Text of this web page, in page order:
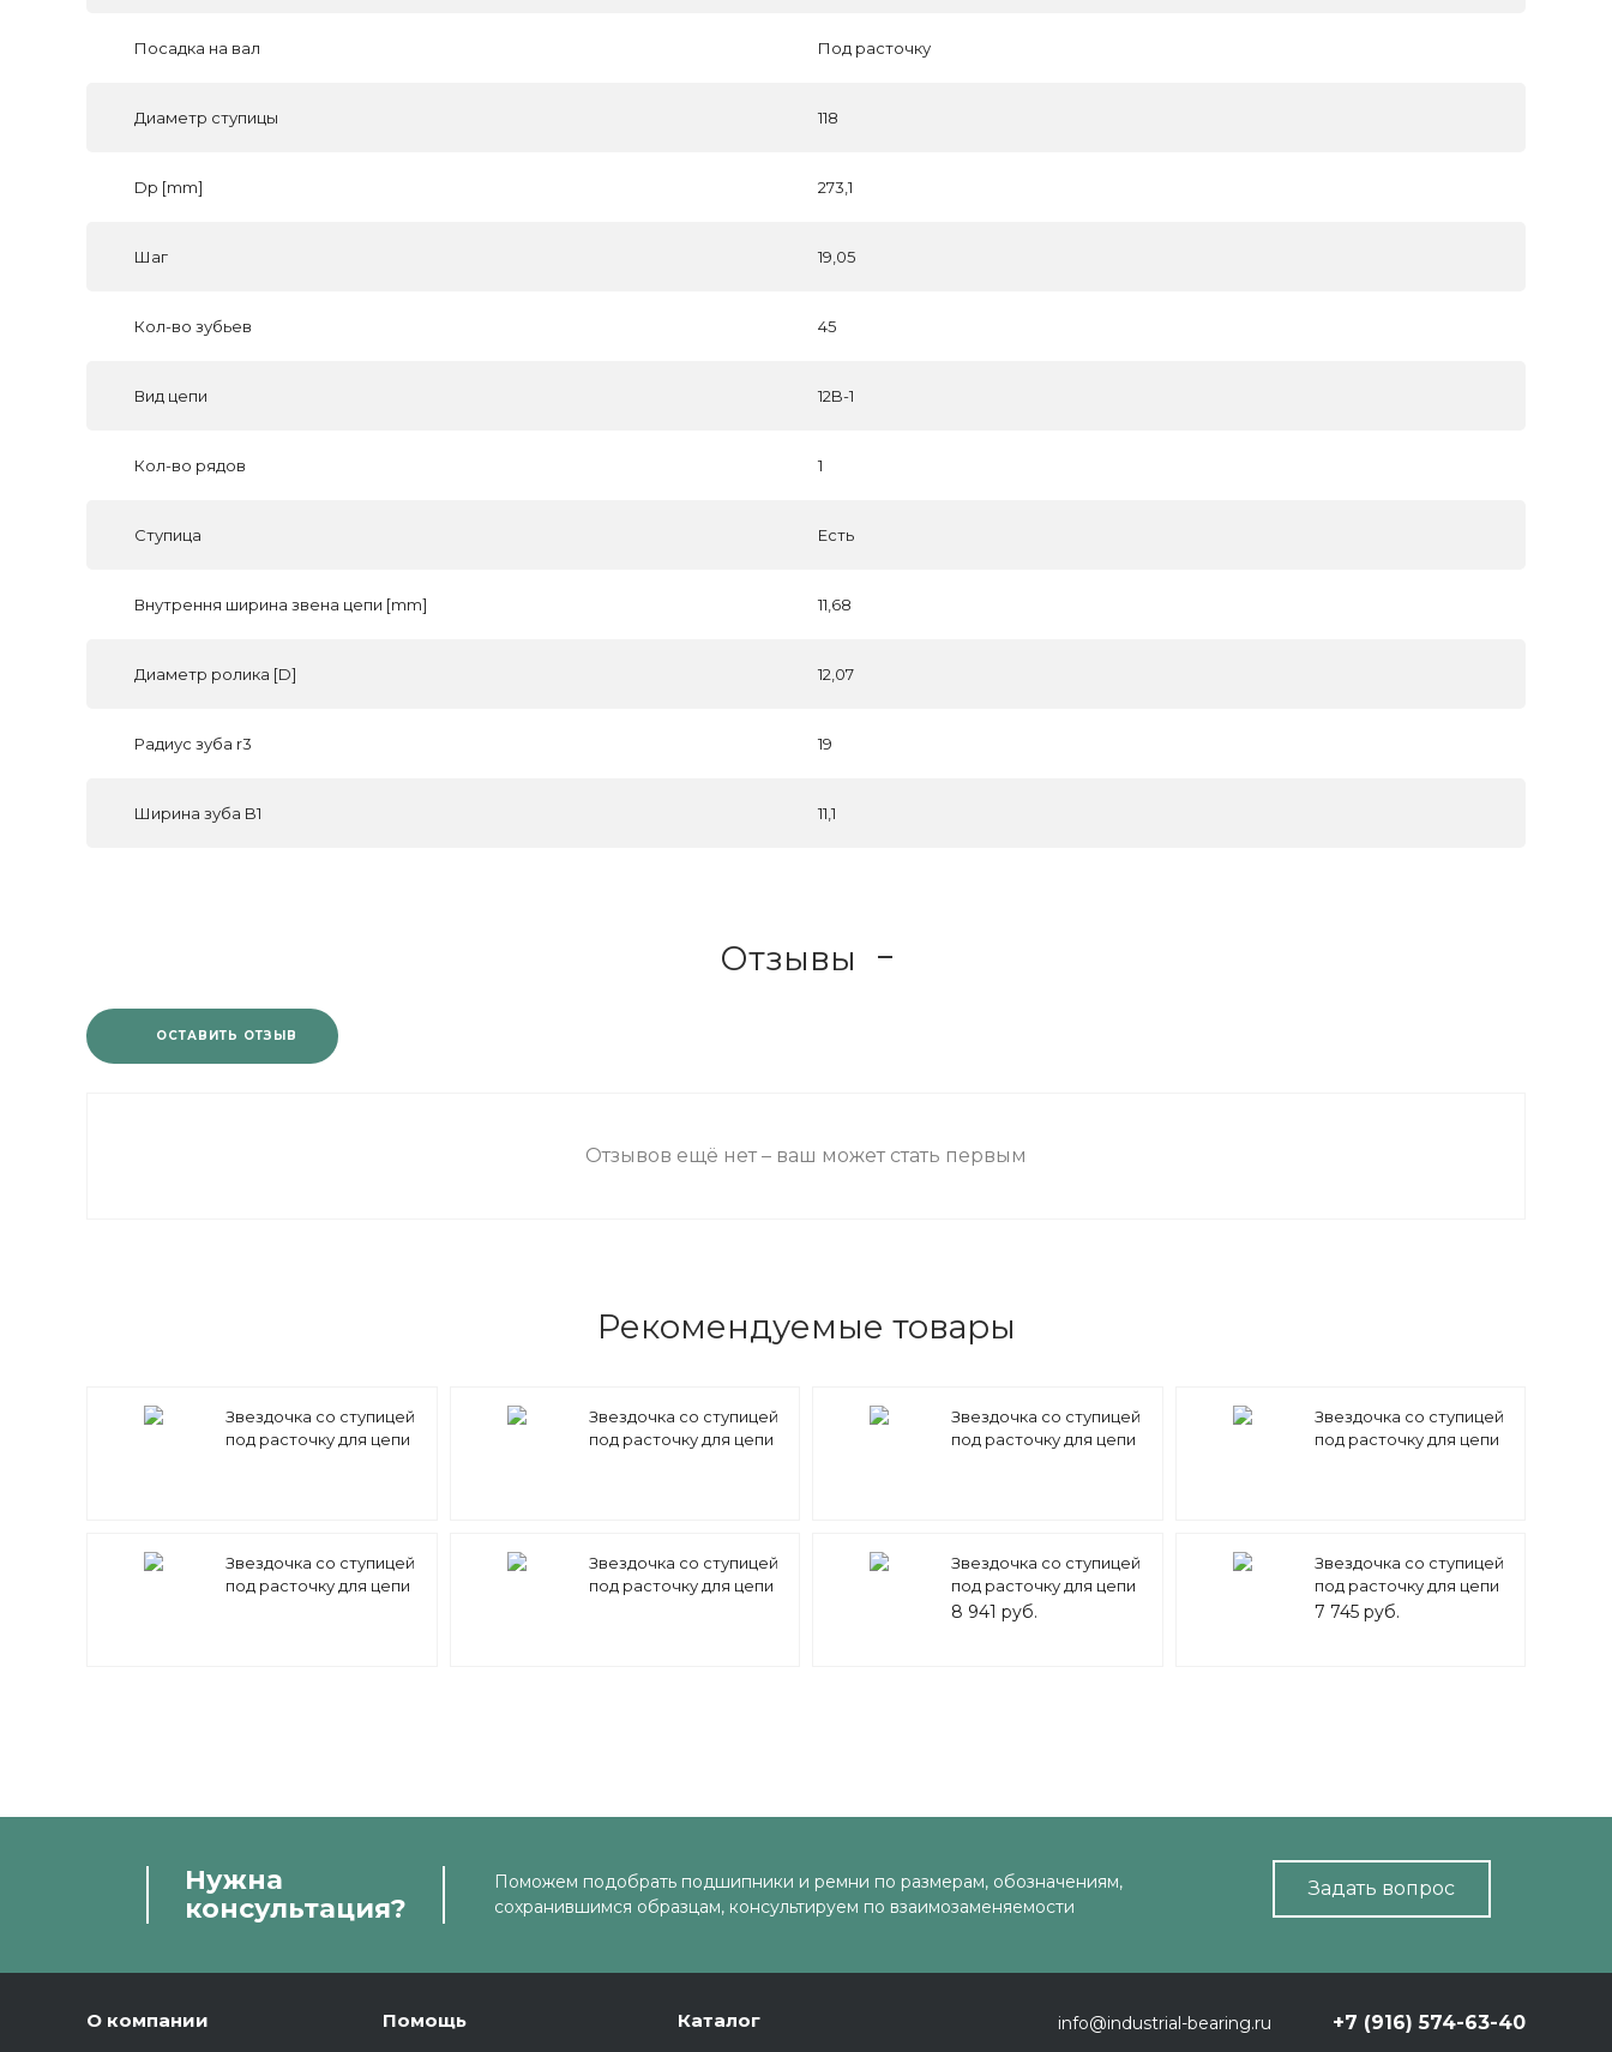
Посадка на вал Под расточку
Диаметр ступицы 118
Dp [mm] 273,1
Шаг 19,05
Кол-во зубьев 45
Вид цепи 12B-1
Кол-во рядов 1
Ступица Есть
Внутрення ширина звена цепи [mm] 11,68
Диаметр ролика [D] 12,07
Радиус зуба r3 19
Ширина зуба B1 11,1
Отзывы
ОСТАВИТЬ ОТЗЫВ
Отзывов ещё нет – ваш может стать первым
Рекомендуемые товары
Звездочка со ступицей
под расточку для цепи
Звездочка со ступицей
под расточку для цепи
Звездочка со ступицей
под расточку для цепи
Звездочка со ступицей
под расточку для цепи
Звездочка со ступицей
под расточку для цепи
Звездочка со ступицей
под расточку для цепи
Звездочка со ступицей
под расточку для цепи
12B-1 z=45 MEGADYNE
8 941 руб.
Звездочка со ступицей
под расточку для цепи
12B-1 z=42 MEGADYNE
7 745 руб.
Нужна
консультация?
Поможем подобрать подшипники и ремни по размерам, обозначениям,
сохранившимся образцам, консультируем по взаимозаменяемости
Задать вопрос
О компании Помощь Каталог info@industrial-bearing.ru +7 (916) 574-63-40